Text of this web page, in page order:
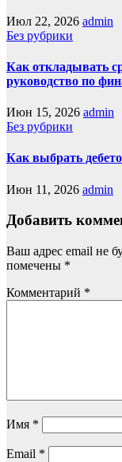
Июл 22, 2026 admin
Без рубрики
Как откладывать
руководство по
Июн 15, 2026 admin
Без рубрики
Как выбрать
Июн 11, 2026 admin
Добавить
Ваш адрес email не
помечены *
Комментарий *
Имя *
Email *